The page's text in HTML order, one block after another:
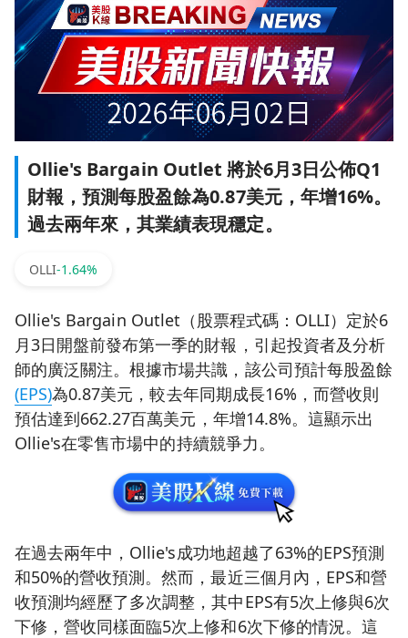
Ollie's Bargain Outlet 將於6月3日公佈Q1
財報，預測每股盈餘為0.87美元，年增16%。
過去兩年來，其業績表現穩定。
OLLI-1.64%
Ollie's Bargain Outlet（股票程式碼：OLLI）定於6
月3日開盤前發布第一季的財報，引起投資者及分析
師的廣泛關注。根據市場共識，該公司預計每股盈餘
(EPS)為0.87美元，較去年同期成長16%，而營收則
預估達到662.27百萬美元，年增14.8%。這顯示出
Ollie's在零售市場中的持續競爭力。
在過去兩年中，Ollie's成功地超越了63%的EPS預測
和50%的營收預測。然而，最近三個月內，EPS和營
收預測均經歷了多次調整，其中EPS有5次上修與6次
下修，營收同樣面臨5次上修和6次下修的情況。這